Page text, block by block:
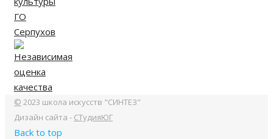
© 2023 школа искусств "СИНТЕЗ"
Дизайн сайта - СТудияЮГ
Back to top